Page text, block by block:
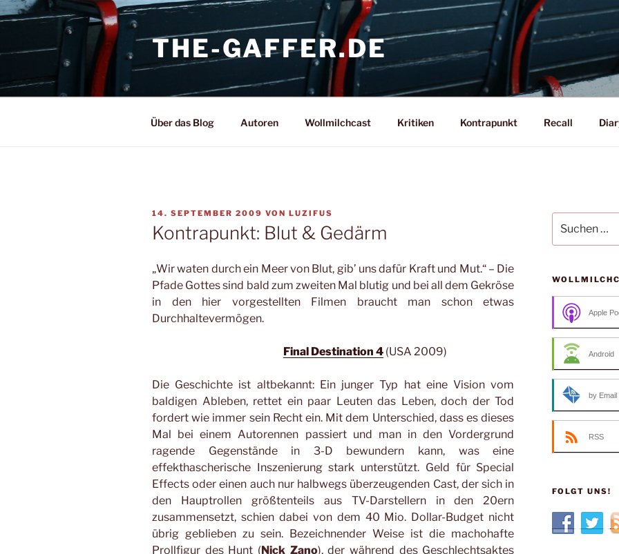
Zum
Inhalt
THE-GAFFER.DE
Über das Blog Autoren Wollmilchcast Kritiken Kontrapunkt Recall
VERÖFFENTLICHT
AM
14. SEPTEMBER 2009 VON LUZIFUS
Kontrapunkt: Blut & Gedärm
„Wir waten durch ein Meer von Blut, gib’ uns dafür Kraft und Mut.“ – Die
Pfade Gottes sind bald zum zweiten Mal blutig und bei all dem Gekröse
in den hier vorgestellten Filmen braucht man schon etwas
Durchhaltevermögen.
Final Destination 4 (USA 2009)
Die Geschichte ist altbekannt: Ein junger Typ hat eine Vision vom
baldigen Ableben, rettet ein paar Leuten das Leben, doch der Tod
fordert wie immer sein Recht ein. Mit dem Unterschied, dass es dieses
Mal bei einem Autorennen passiert und man in den Vordergrund
ragende Gegenstände in 3-D bewundern kann, was eine
effekthascherische Inszenierung stark unterstützt. Geld für Special
Effects oder einen auch nur halbwegs überzeugenden Cast, der sich in
den Hauptrollen größtenteils aus TV-Darstellern in den 20ern
zusammensetzt, schien dabei von dem 40 Mio. Dollar-Budget nicht
übrig geblieben zu sein. Bezeichnender Weise ist die machohafte
Prollfigur des Hunt (Nick Zano), der während des Geschlechtsaktes
nach:
Apple
Android
by Email
RSS
FOLGT UNS!